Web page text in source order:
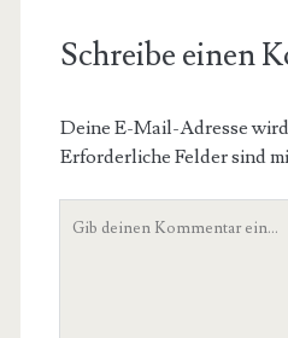
Schreibe einen
Deine E-Mail-Adresse
Erforderliche Felder sind